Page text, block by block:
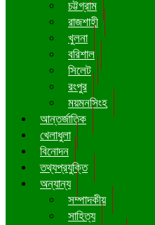
চট্টগ্রাম
রাজশাহী
খুলনা
বরিশাল
সিলেট
রংপুর
ময়মনসিংহ
আন্তর্জাতিক
খেলাধুলা
বিনোদন
তথ্যপ্রযুক্তি
অন্যান্য
সম্পাদকীয়
সাহিত্য